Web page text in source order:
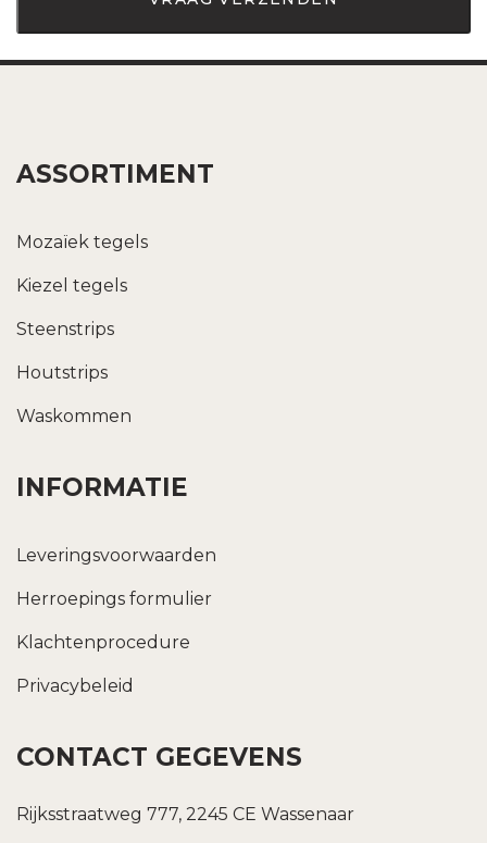
ASSORTIMENT
Mozaïek tegels
Kiezel tegels
Steenstrips
Houtstrips
Waskommen
INFORMATIE
Leveringsvoorwaarden
Herroepings formulier
Klachtenprocedure
Privacybeleid
CONTACT GEGEVENS
Rijksstraatweg 777, 2245 CE Wassenaar